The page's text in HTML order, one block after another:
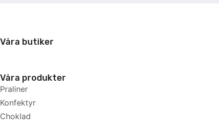
Våra butiker
Våra produkter
Praliner
Konfektyr
Choklad